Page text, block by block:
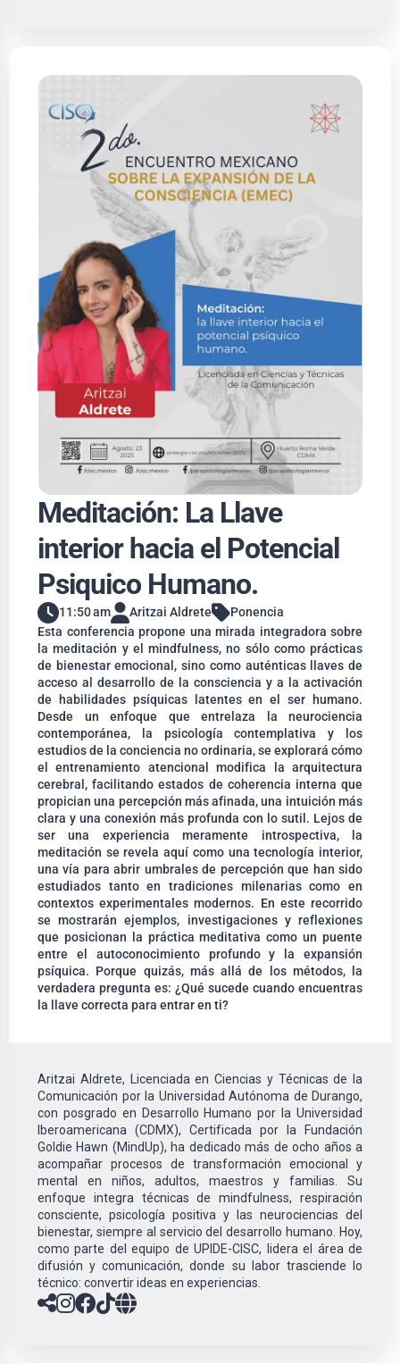
Meditación: La Llave
interior hacia el Potencial
Psiquico Humano.
11:50 am Aritzai Aldrete
Ponencia
Esta conferencia propone una mirada integradora sobre
la meditación y el mindfulness, no sólo como prácticas
de bienestar emocional, sino como auténticas llaves de
acceso al desarrollo de la consciencia y a la activación
de habilidades psíquicas latentes en el ser humano.
Desde un enfoque que entrelaza la neurociencia
contemporánea, la psicología contemplativa y los
estudios de la conciencia no ordinaria, se explorará cómo
el entrenamiento atencional modifica la arquitectura
cerebral, facilitando estados de coherencia interna que
propician una percepción más afinada, una intuición más
clara y una conexión más profunda con lo sutil. Lejos de
ser una experiencia meramente introspectiva, la
meditación se revela aquí como una tecnología interior,
una vía para abrir umbrales de percepción que han sido
estudiados tanto en tradiciones milenarias como en
contextos experimentales modernos. En este recorrido
se mostrarán ejemplos, investigaciones y reflexiones
que posicionan la práctica meditativa como un puente
entre el autoconocimiento profundo y la expansión
psíquica. Porque quizás, más allá de los métodos, la
verdadera pregunta es: ¿Qué sucede cuando encuentras
la llave correcta para entrar en ti?
Aritzai Aldrete, Licenciada en Ciencias y Técnicas de la
Comunicación por la Universidad Autónoma de Durango,
con posgrado en Desarrollo Humano por la Universidad
Iberoamericana (CDMX), Certificada por la Fundación
Goldie Hawn (MindUp), ha dedicado más de ocho años a
acompañar procesos de transformación emocional y
mental en niños, adultos, maestros y familias. Su
enfoque integra técnicas de mindfulness, respiración
consciente, psicología positiva y las neurociencias del
bienestar, siempre al servicio del desarrollo humano. Hoy,
como parte del equipo de UPIDE-CISC, lidera el área de
difusión y comunicación, donde su labor trasciende lo
técnico: convertir ideas en experiencias.